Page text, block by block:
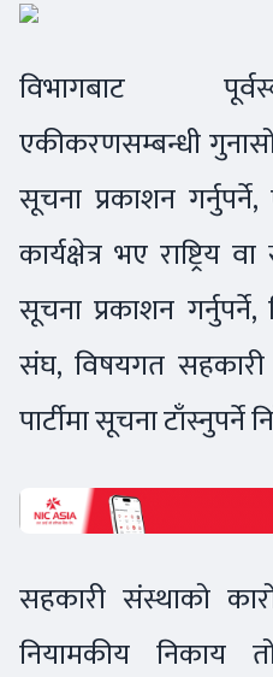
विभागबाट
एकीकरणसम्बन्धी
सूचना प्रकाशन
कार्यक्षेत्र भए राष्ट्रिय
सूचना प्रकाशन
संघ, विषयगत
पार्टीमा सूचना टाँस्नुपर्ने
सहकारी संस्थाको
नियामकीय निकाय